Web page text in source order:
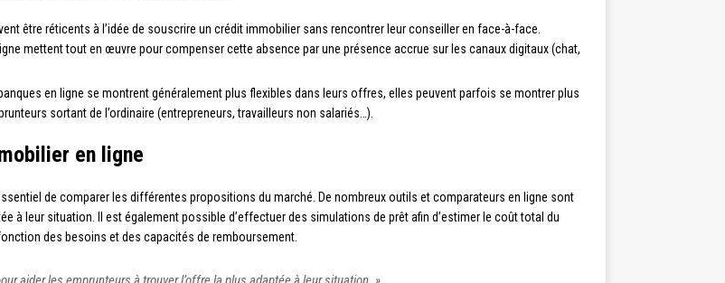
être réticents à l’idée de souscrire un crédit immobilier sans rencontrer leur conseiller en face-à-face.
mettent tout en œuvre pour compenser cette absence par une présence accrue sur les canaux digitaux (chat,
en ligne se montrent généralement plus flexibles dans leurs offres, elles peuvent parfois se montrer plus
sortant de l’ordinaire (entrepreneurs, travailleurs non salariés…).
en ligne
de comparer les différentes propositions du marché. De nombreux outils et comparateurs en ligne sont
à leur situation. Il est également possible d’effectuer des simulations de prêt afin d’estimer le coût total du
des besoins et des capacités de remboursement.